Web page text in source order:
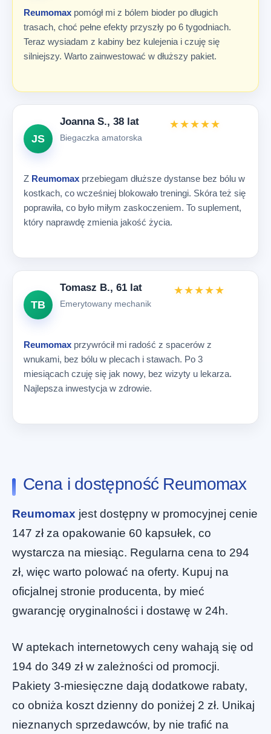
Reumomax pomógł mi z bólem bioder po długich
trasach, choć pełne efekty przyszły po 6 tygodniach.
Teraz wysiadam z kabiny bez kulejenia i czuję się
silniejszy. Warto zainwestować w dłuższy pakiet.
JS
Joanna S., 38 lat
Biegaczka amatorska
★★★★★
Z Reumomax przebiegam dłuższe dystanse bez bólu w
kostkach, co wcześniej blokowało treningi. Skóra też się
poprawiła, co było miłym zaskoczeniem. To suplement,
który naprawdę zmienia jakość życia.
TB
Tomasz B., 61 lat
Emerytowany mechanik
★★★★★
Reumomax przywrócił mi radość z spacerów z
wnukami, bez bólu w plecach i stawach. Po 3
miesiącach czuję się jak nowy, bez wizyty u lekarza.
Najlepsza inwestycja w zdrowie.
Cena i dostępność Reumomax
Reumomax jest dostępny w promocyjnej cenie
147 zł za opakowanie 60 kapsułek, co
wystarcza na miesiąc. Regularna cena to 294
zł, więc warto polować na oferty. Kupuj na
oficjalnej stronie producenta, by mieć
gwarancję oryginalności i dostawę w 24h.
W aptekach internetowych ceny wahają się od
194 do 349 zł w zależności od promocji.
Pakiety 3-miesięczne dają dodatkowe rabaty,
co obniża koszt dzienny do poniżej 2 zł. Unikaj
nieznanych sprzedawców, by nie trafić na